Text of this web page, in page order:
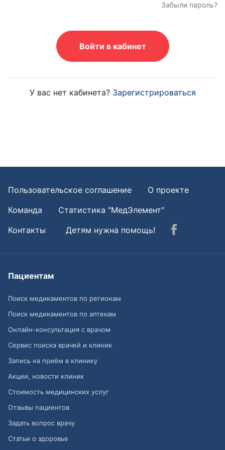
Забыли пароль?
Войти в кабинет
У вас нет кабинета? Зарегистрироваться
Пользовательское соглашение
О проекте
Команда
Статистика "МедЭлемент"
Контакты
Детям нужна помощь!
Пациентам
Поиск медикаментов по регионам
Поиск медикаментов по аптекам
Онлайн-консультация с врачом
Сервис поиска врачей и клиник
Запись на приём в клинику
Акции, новости клиник
Стоимость медицинских услуг
Отзывы пациентов
Задать вопрос врачу
Статьи о здоровье